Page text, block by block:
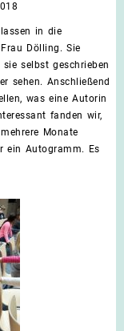
in die
Dölling. Sie
selbst geschrieben
sehen. Anschließend
was eine Autorin
fanden wir,
Monate
ein Autogramm. Es